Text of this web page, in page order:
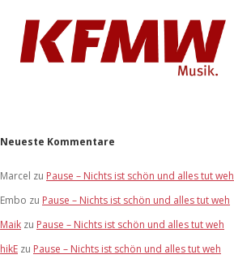
Neueste Kommentare
Marcel zu Pause – Nichts ist schön und alles tut weh
Embo zu Pause – Nichts ist schön und alles tut weh
Maik zu Pause – Nichts ist schön und alles tut weh
hikE zu Pause – Nichts ist schön und alles tut weh